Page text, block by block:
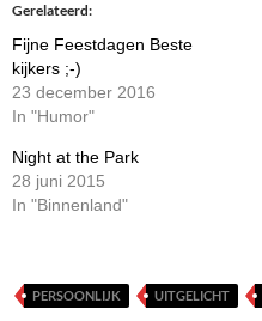
Gerelateerd
Fijne Feestdagen Beste
kijkers ;-)
23 december 2016
In "Humor"
Night at the Park
28 juni 2015
In "Binnenland"
PERSOONLIJK UITGELICHT